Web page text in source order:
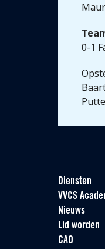
0-1
Diensten
VVCS
Nieuws
Lid worden
CAO